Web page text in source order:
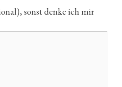
sonst denke ich mir